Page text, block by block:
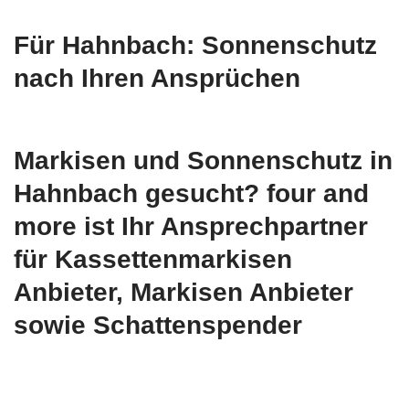
Für Hahnbach: Sonnenschutz
nach Ihren Ansprüchen
Markisen und Sonnenschutz in
Hahnbach gesucht? four and
more ist Ihr Ansprechpartner
für Kassettenmarkisen
Anbieter, Markisen Anbieter
sowie Schattenspender